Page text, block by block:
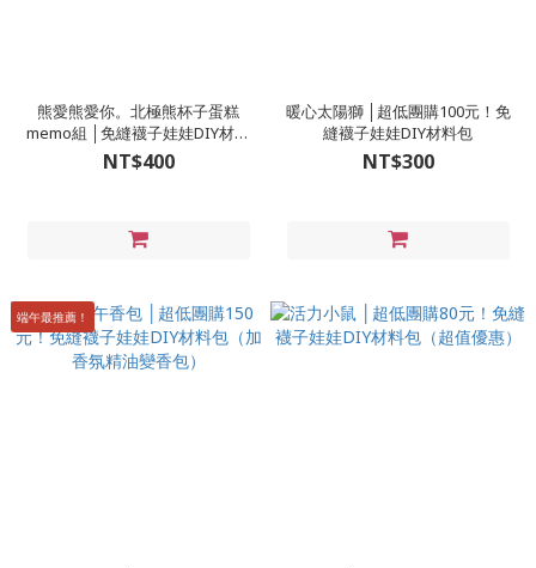
熊愛熊愛你。北極熊杯子蛋糕
memo組 │免縫襪子娃娃DIY材料
包
NT$400
暖心太陽獅 │超低團購100元！免
縫襪子娃娃DIY材料包
NT$300
端午最推薦！